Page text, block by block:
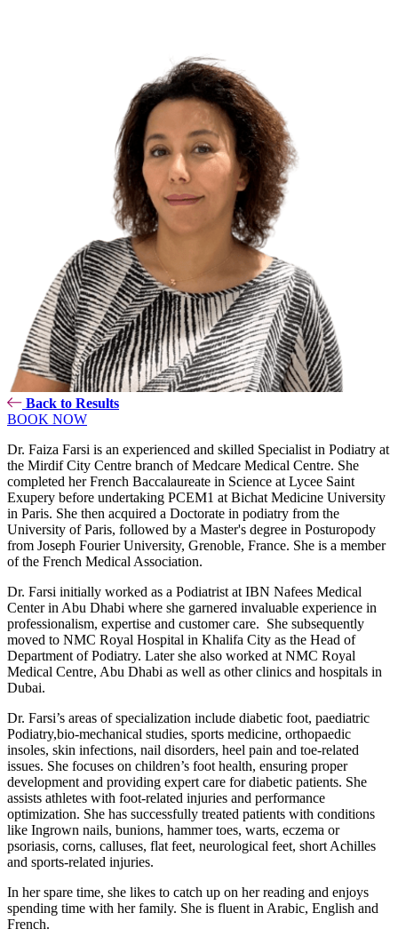
Back to Results
BOOK NOW
Dr. Faiza Farsi is an experienced and skilled Specialist in Podiatry at
the Mirdif City Centre branch of Medcare Medical Centre. She
completed her French Baccalaureate in Science at Lycee Saint
Exupery before undertaking PCEM1 at Bichat Medicine University
in Paris. She then acquired a Doctorate in podiatry from the
University of Paris, followed by a Master's degree in Posturopody
from Joseph Fourier University, Grenoble, France. She is a member
of the French Medical Association.
Dr. Farsi initially worked as a Podiatrist at IBN Nafees Medical
Center in Abu Dhabi where she garnered invaluable experience in
professionalism, expertise and customer care. She subsequently
moved to NMC Royal Hospital in Khalifa City as the Head of
Department of Podiatry. Later she also worked at NMC Royal
Medical Centre, Abu Dhabi as well as other clinics and hospitals in
Dubai.
Dr. Farsi’s areas of specialization include diabetic foot, paediatric
Podiatry,bio-mechanical studies, sports medicine, orthopaedic
insoles, skin infections, nail disorders, heel pain and toe-related
issues. She focuses on children’s foot health, ensuring proper
development and providing expert care for diabetic patients. She
assists athletes with foot-related injuries and performance
optimization. She has successfully treated patients with conditions
like Ingrown nails, bunions, hammer toes, warts, eczema or
psoriasis, corns, calluses, flat feet, neurological feet, short Achilles
and sports-related injuries.
In her spare time, she likes to catch up on her reading and enjoys
spending time with her family. She is fluent in Arabic, English and
French.